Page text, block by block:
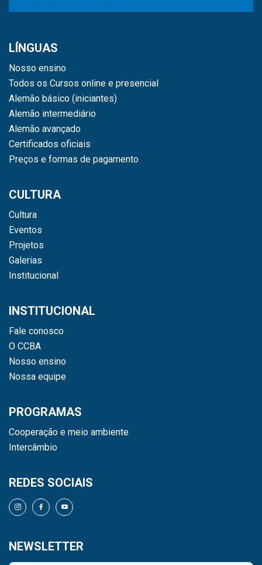
LÍNGUAS
Nosso ensino
Todos os Cursos online e presencial
Alemão básico (iniciantes)
Alemão intermediário
Alemão avançado
Certificados oficiais
Preços e formas de pagamento
CULTURA
Cultura
Eventos
Projetos
Galerias
Institucional
INSTITUCIONAL
Fale conosco
O CCBA
Nosso ensino
Nossa equipe
PROGRAMAS
Cooperação e meio ambiente
Intercâmbio
REDES SOCIAIS
NEWSLETTER